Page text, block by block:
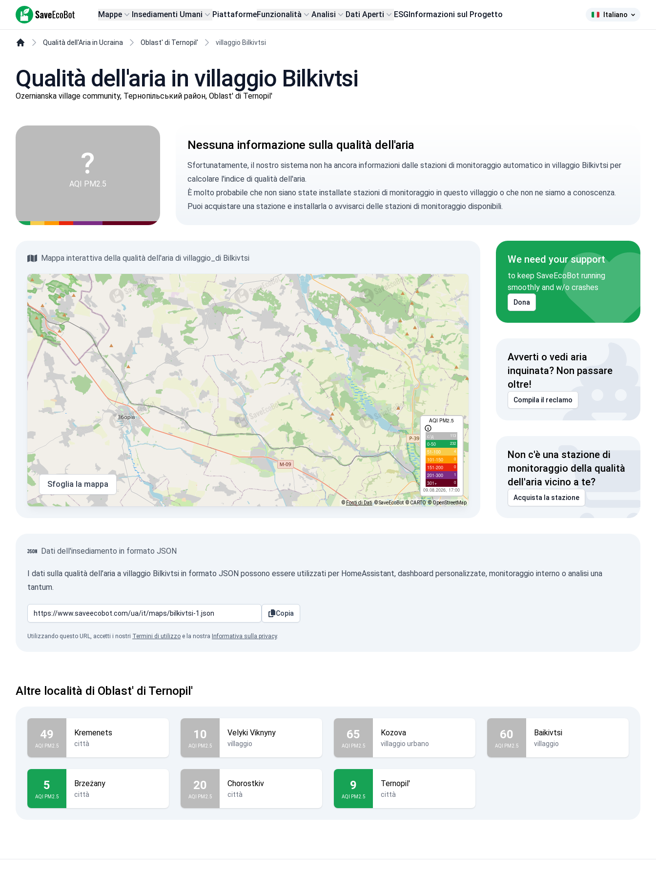
SaveEcoBot Mappe Insediamenti Umani PiattaformeFunzionalità Analisi Dati Aperti ESGInformazioni sul Progetto Italiano
Qualità dell'Aria in Ucraina Oblast' di Ternopil' villaggio Bilkivtsi
Qualità dell'aria in villaggio Bilkivtsi
Ozernianska village community, Тернопільський район, Oblast' di Ternopil'
?
AQI PM2.5
Nessuna informazione sulla qualità dell'aria
Sfortunatamente, il nostro sistema non ha ancora informazioni dalle stazioni di monitoraggio automatico in villaggio Bilkivtsi per
calcolare l'indice di qualità dell'aria.
È molto probabile che non siano state installate stazioni di monitoraggio in questo villaggio o che non ne siamo a conoscenza.
Puoi acquistare una stazione e installarla o avvisarcidelle stazioni di monitoraggio disponibili.
Mappa interattiva della qualità dell'aria di villaggio_di Bilkivtsi
AQI PM2.5
с/д 113
0-50 232
51-100 4
101-150 0
151-200 0
201-300 1
301+ 0
09.08.2026, 17:00
Sfoglia la mappa
© Fonti di Dati © SaveEcoBot © CARTO © OpenStreetMap
We need your support
to keep SaveEcoBot running
smoothly and w/o crashes
Dona
Avverti o vedi aria
inquinata? Non passare
oltre!
Compila il reclamo
Non c'è una stazione di
monitoraggio della qualità
dell'aria vicino a te?
Acquista la stazione
Dati dell'insediamento in formato JSON
I dati sulla qualità dell’aria a villaggio Bilkivtsi in formato JSON possono essere utilizzati per HomeAssistant, dashboard personalizzate, monitoraggio interno o analisi una
tantum.
Copia
Utilizzando questo URL, accetti i nostri Termini di utilizzo e la nostra Informativa sulla privacy.
Altre località di Oblast' di Ternopil'
49
AQI PM2.5
Kremenets
città
10
AQI PM2.5
Velyki Viknyny
villaggio
65
AQI PM2.5
Kozova
villaggio urbano
60
AQI PM2.5
Baikivtsi
villaggio
5
AQI PM2.5
Brzeżany
città
20
AQI PM2.5
Chorostkiv
città
9
AQI PM2.5
Ternopil'
città